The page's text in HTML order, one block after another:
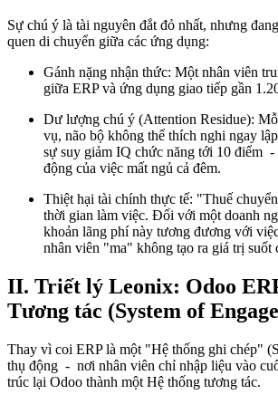
Sự chú ý là tài nguyên đắt đỏ nhất, nhưng
quen di chuyển giữa các ứng dụng:
Gánh nặng nhận thức: Một nhân viên
giữa ERP và ứng dụng giao tiếp gần
Dư lượng chú ý (Attention Residue):
vụ, não bộ không thể thích nghi ngay
sự suy giảm IQ chức năng tới 10 điểm
động của việc mất ngủ cả đêm.
Thiệt hại tài chính thực tế: "Thuế
thời gian làm việc. Đối với một doanh
khoản lãng phí này tương đương với
nhân viên "ma" không tạo ra giá trị suốt
II. Triết lý Leonix: Odoo
Tương tác (System of
Thay vì coi ERP là một "Hệ thống ghi chép"
thụ động - nơi nhân viên chỉ nhập liệu vào
trúc lại Odoo thành một Hệ thống tương tác.